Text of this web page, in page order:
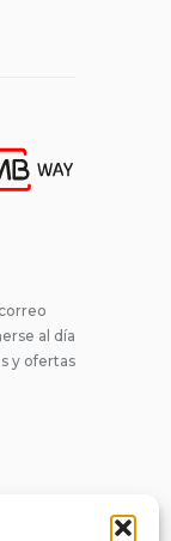
al día
y ofertas